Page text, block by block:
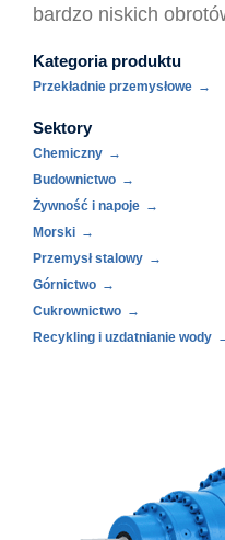
bardzo niskich
Kategoria produktu
Przekładnie przemysłowe
Sektory
Chemiczny
Budownictwo
Żywność i napoje
Morski
Przemysł stalowy
Górnictwo
Cukrownictwo
Recykling i uzdatnianie wody